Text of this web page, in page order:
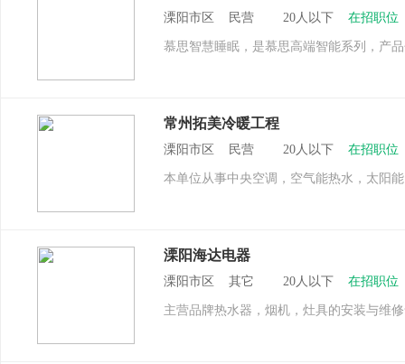
溧阳市区 民营 20人以下 在招职位
慕思智慧睡眠，是慕思高端智能系列，产
常州拓美冷暖工程
溧阳市区 民营 20人以下 在招职位
本单位从事中央空调，空气能热水，太阳
溧阳海达电器
溧阳市区 其它 20人以下 在招职位
主营品牌热水器，烟机，灶具的安装与维